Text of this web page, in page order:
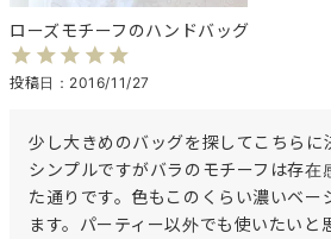
ローズモチーフのハンドバッグ
投稿日 2016/11/27
少し大きめのバッグを探してこちらに
シンプルですがバラのモチーフは存在
た通りです。色もこのくらい濃いベー
ます。パーティー以外でも使いたいと